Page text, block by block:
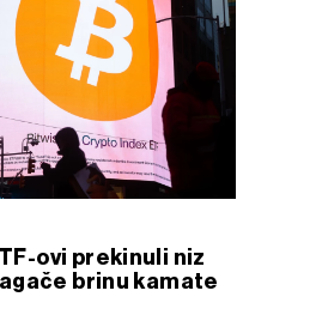
ovi prekinuli niz
brinu kamate